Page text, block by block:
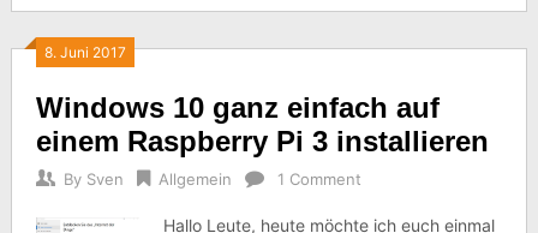
8. Juni 2017
Windows 10 ganz einfach auf
einem Raspberry Pi 3 installieren
By Sven Allgemein 1 Comment
Hallo Leute, heute möchte ich euch einmal